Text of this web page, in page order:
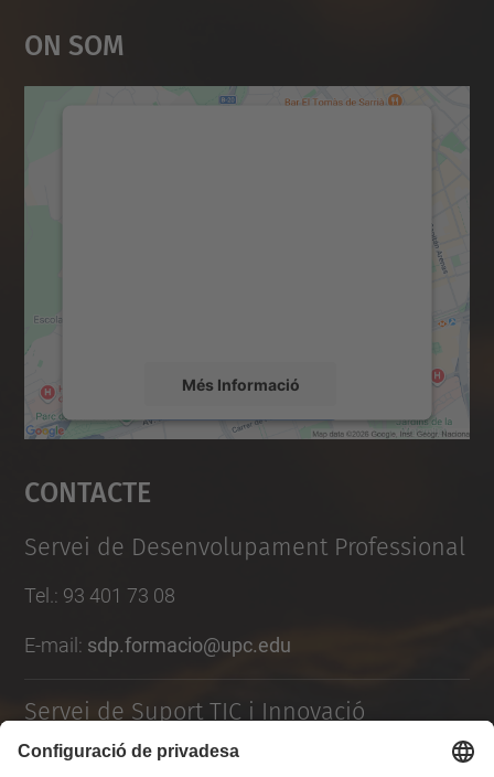
On Som
Més Informació
Accepta
powered by
Contacte
Servei de Desenvolupament Professional
Tel. : 93 401 73 08
E-mail: sdp.formacio@upc.edu
Servei de Suport TIC i Innovació
Formulari de contacte